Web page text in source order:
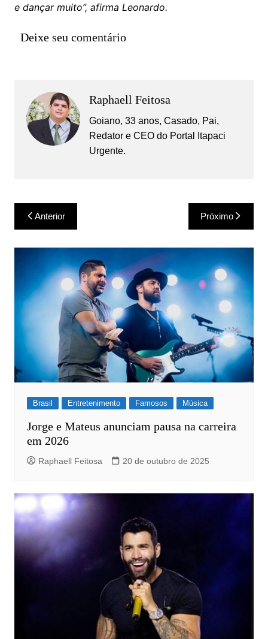
e dançar muito”, afirma Leonardo.
Deixe seu comentário
Raphaell Feitosa
Goiano, 33 anos, Casado, Pai,
Redator e CEO do Portal Itapaci
Urgente.
Navegação
de
Post
Anterior Próximo
Brasil Entretenimento Famosos Música
Jorge e Mateus anunciam pausa na carreira
em 2026
Raphaell Feitosa 20 de outubro de 2025